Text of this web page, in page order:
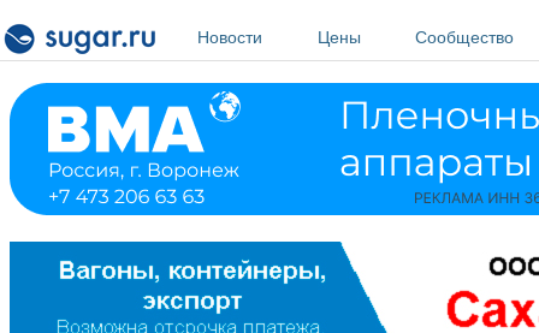
Новости
Цены Сообщество